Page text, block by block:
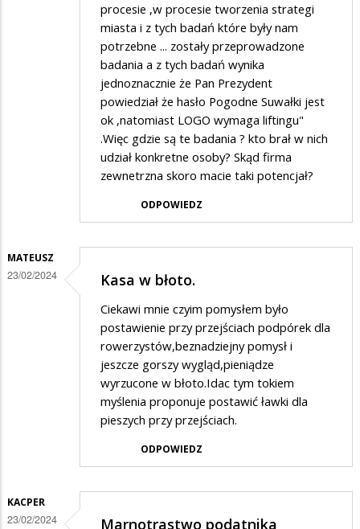
procesie ,w procesie tworzenia strategi
miasta i z tych badań które były nam
potrzebne ... zostały przeprowadzone
badania a z tych badań wynika
jednoznacznie że Pan Prezydent
powiedział że hasło Pogodne Suwałki jest
ok ,natomiast LOGO wymaga liftingu"
.Więc gdzie są te badania ? kto brał w nich
udział konkretne osoby? Skąd firma
zewnetrzna skoro macie taki potencjał?
ODPOWIEDZ
MATEUSZ
23/02/2024 Kasa w błoto.
Ciekawi mnie czyim pomysłem było
postawienie przy przejściach podpórek dla
rowerzystów,beznadziejny pomysł i
jeszcze gorszy wygląd,pieniądze
wyrzucone w błoto.Idac tym tokiem
myślenia proponuje postawić ławki dla
pieszych przy przejściach.
ODPOWIEDZ
KACPER
23/02/2024 Marnotrastwo podatnika